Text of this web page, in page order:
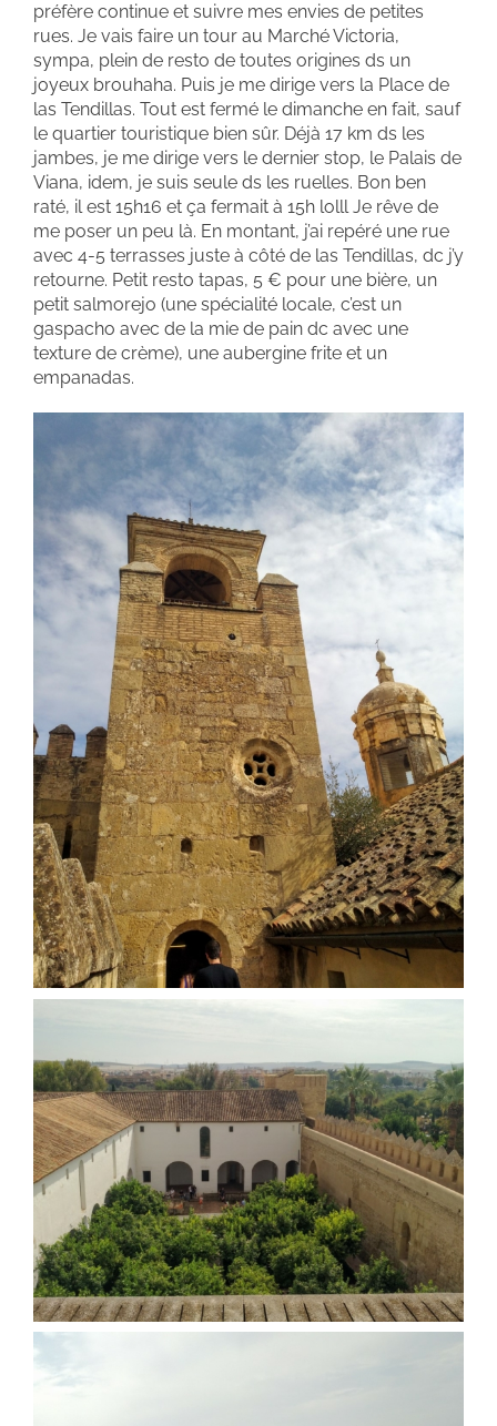
préfère continue et suivre mes envies de petites
rues. Je vais faire un tour au Marché Victoria,
sympa, plein de resto de toutes origines ds un
joyeux brouhaha. Puis je me dirige vers la Place de
las Tendillas. Tout est fermé le dimanche en fait, sauf
le quartier touristique bien sûr. Déjà 17 km ds les
jambes, je me dirige vers le dernier stop, le Palais de
Viana, idem, je suis seule ds les ruelles. Bon ben
raté, il est 15h16 et ça fermait à 15h lolll Je rêve de
me poser un peu là. En montant, j’ai repéré une rue
avec 4-5 terrasses juste à côté de las Tendillas, dc j’y
retourne. Petit resto tapas, 5 € pour une bière, un
petit salmorejo (une spécialité locale, c’est un
gaspacho avec de la mie de pain dc avec une
texture de crème), une aubergine frite et un
empanadas.